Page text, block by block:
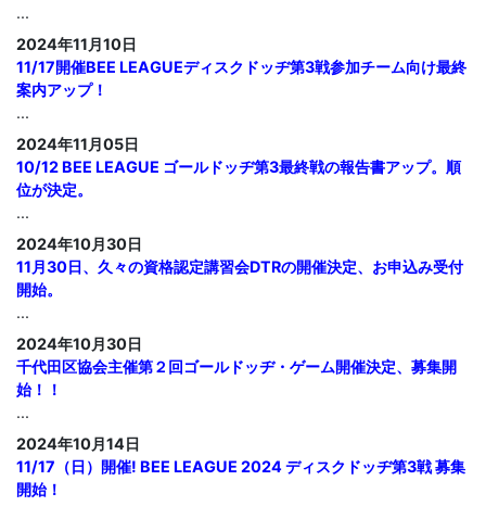
...
2024年11月10日
11/17開催BEE LEAGUEディスクドッヂ第3戦参加チーム向け最終
案内アップ！
...
2024年11月05日
10/12 BEE LEAGUE ゴールドッヂ第3最終戦の報告書アップ。順
位が決定。
...
2024年10月30日
11月30日、久々の資格認定講習会DTRの開催決定、お申込み受付
開始。
...
2024年10月30日
千代田区協会主催第２回ゴールドッヂ・ゲーム開催決定、募集開
始！！
...
2024年10月14日
11/17（日）開催! BEE LEAGUE 2024 ディスクドッヂ第3戦 募集
開始！